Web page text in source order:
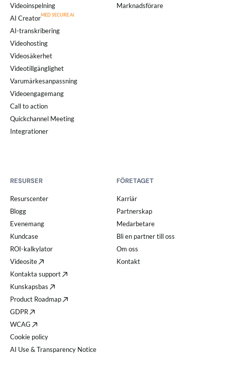
Videoinspelning
AI Creator
AI-transkribering
Videohosting
Videosäkerhet
Videotillgänglighet
Varumärkesanpassning
Videoengagemang
Call to action
Quickchannel Meeting
Integrationer
Marknadsförare
RESURSER
Resurscenter
Blogg
Evenemang
Kundcase
ROI-kalkylator
Videosite
Kontakta support
Kunskapsbas
Product Roadmap
GDPR
WCAG
Cookie policy
AI Use & Transparency Notice
FÖRETAGET
Karriär
Partnerskap
Medarbetare
Bli en partner till oss
Om oss
Kontakt